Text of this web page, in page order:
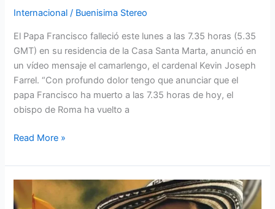
Internacional / Buenisima Stereo
El Papa Francisco falleció este lunes a las 7.35 horas (5.35
GMT) en su residencia de la Casa Santa Marta, anunció en
un vídeo mensaje el camarlengo, el cardenal Kevin Joseph
Farrel. “Con profundo dolor tengo que anunciar que el
papa Francisco ha muerto a las 7.35 horas de hoy, el
obispo de Roma ha vuelto a
Read More »
Falleció
Lisandro